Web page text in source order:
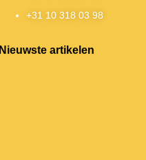
+31 10 318 03 98
Nieuwste artikelen